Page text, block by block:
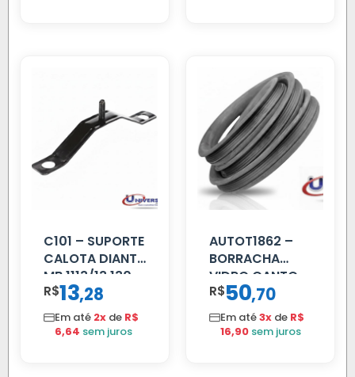
C101 – SUPORTE
CALOTA DIANT
MB 1113/13.130
R$13,28
Em até 2x de R$
6,64 sem juros
AUTOT1862 –
BORRACHA
VIDRO CANTO
VOLVO NL
80/88…
R$50,70
Em até3x de R$
16,90 sem juros